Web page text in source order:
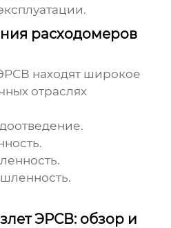
расходомеров
находят широкое
отраслях
ЭРСВ: обзор и